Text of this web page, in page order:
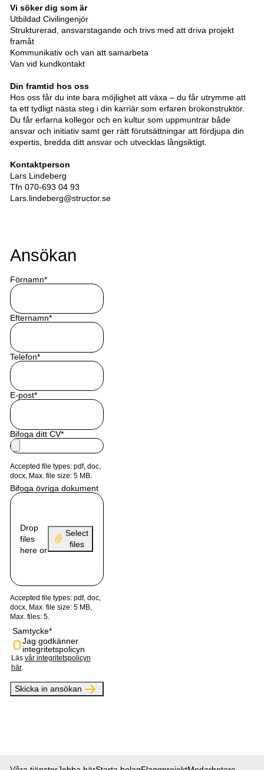
Vi söker dig som är
Utbildad Civilingenjör
Strukturerad, ansvarstagande och trivs med att driva projekt
framåt
Kommunikativ och van att samarbeta
Van vid kundkontakt
Din framtid hos oss
Hos oss får du inte bara möjlighet att växa – du får utrymme att
ta ett tydligt nästa steg i din karriär som erfaren brokonstruktör.
Du får erfarna kollegor och en kultur som uppmuntrar både
ansvar och initiativ samt ger rätt förutsättningar att fördjupa din
expertis, bredda ditt ansvar och utvecklas långsiktigt.
Kontaktperson
Lars Lindeberg
Tfn 070-693 04 93
Lars.lindeberg@structor.se
Ansökan
Förnamn*
Efternamn*
Telefon*
E-post*
Bifoga ditt CV*
Accepted file types: pdf, doc,
docx, Max. file size: 5 MB.
Bifoga övriga dokument
Drop
files
here or
Select
files
Accepted file types: pdf, doc,
docx, Max. file size: 5 MB,
Max. files: 5.
Samtycke*
Jag godkänner
integritetspolicyn
Läs vår integritetspolicyn
här.